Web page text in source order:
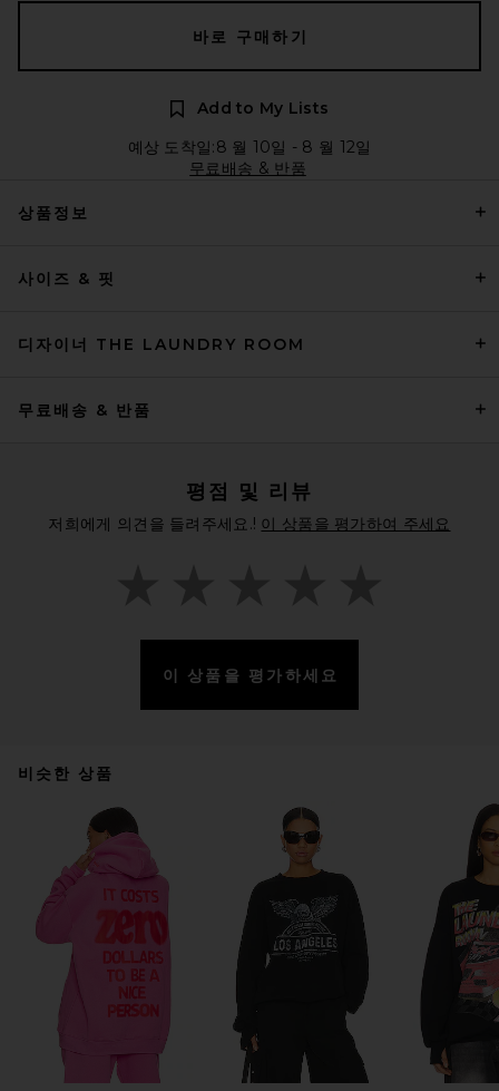
바로 구매하기
Add to My Lists
예상 도착일:8 월 10일 - 8 월 12일
무료배송 & 반품
상품정보
사이즈 & 핏
디자이너 THE LAUNDRY ROOM
무료배송 & 반품
평점 및 리뷰
저희에게 의견을 들려주세요.! 이 상품을 평가하여 주세요
이 상품을 평가하세요
비슷한 상품